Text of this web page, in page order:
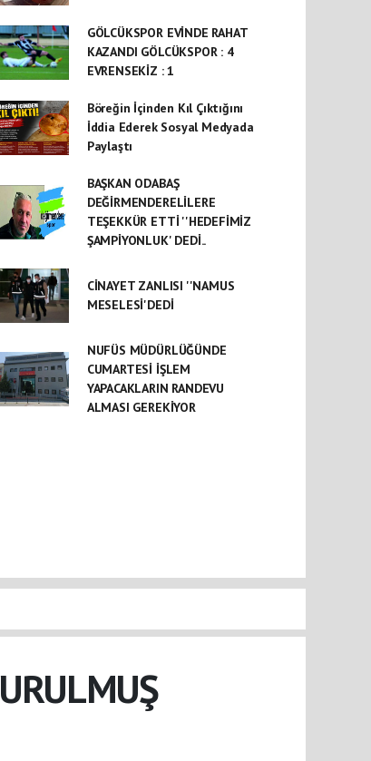
GÖLCÜKSPOR EVİNDE RAHAT
KAZANDI GÖLCÜKSPOR : 4
EVRENSEKİZ : 1
Böreğin İçinden Kıl Çıktığını
İddia Ederek Sosyal Medyada
Paylaştı
BAŞKAN ODABAŞ
DEĞİRMENDERELİLERE
TEŞEKKÜR ETTİ ''HEDEFİMİZ
ŞAMPİYONLUK' DEDİ..
CİNAYET ZANLISI ''NAMUS
MESELESİ'DEDİ
NUFÜS MÜDÜRLÜĞÜNDE
CUMARTESİ İŞLEM
YAPACAKLARIN RANDEVU
ALMASI GEREKİYOR